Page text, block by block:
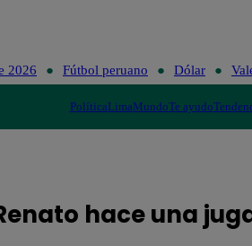
2026 Fútbol peruano Dólar
PolíticaLimaMundoTe ayudo
hace una